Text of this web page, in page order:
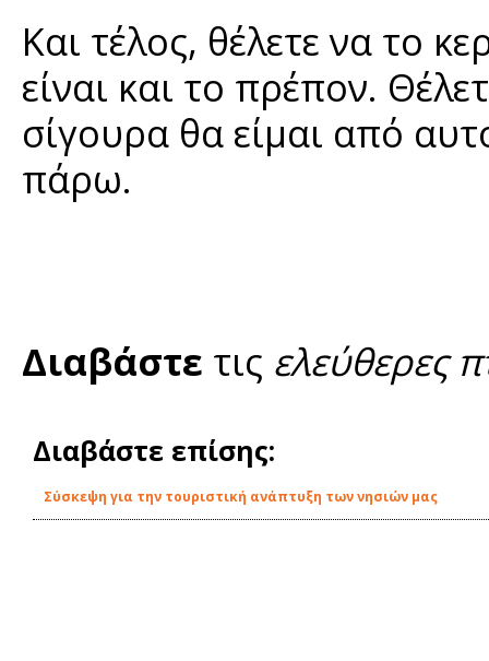
Και τέλος, θέλετε να το
είναι και το πρέπον.
σίγουρα θα είμαι από
πάρω.
Διαβάστε τις ελεύθερες
Διαβάστε επίσης:
Σύσκεψη για την τουριστική ανάπτυξη των νησιών μας